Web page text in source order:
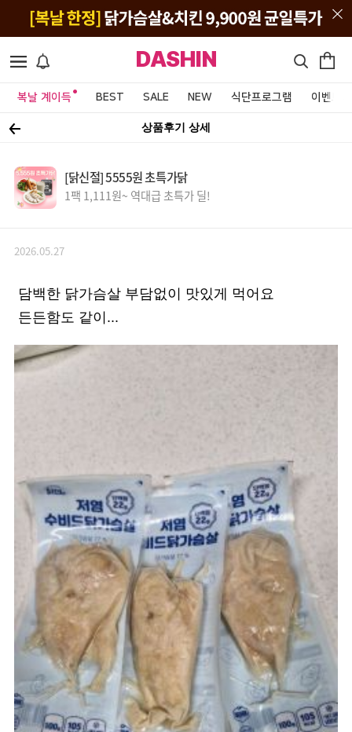
DASHIN
복날 계이득 BEST SALE NEW 식단프로그램 이벤트&
상품후기 상세
[닭신절] 5555원 초특가닭
1팩 1,111원~ 역대급 초특가 딜!
2026.05.27
담백한 닭가슴살 부담없이 맛있게 먹어요
든든함도 같이...